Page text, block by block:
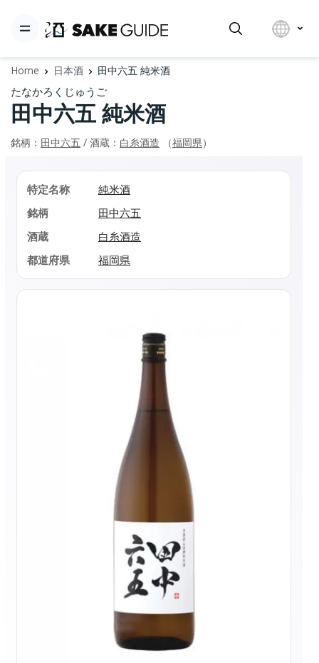
Home 日本酒 田中六五 純米酒
たなかろくじゅうご
田中六五 純米酒
銘柄： 田中六五 / 酒蔵： 白糸酒造 （福岡県）
特定名称
純米酒
銘柄
田中六五
酒蔵
白糸酒造
都道府県
福岡県